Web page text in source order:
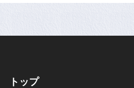
トップ